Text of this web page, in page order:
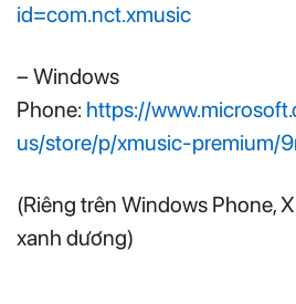
id=com.nct.xmusic
– Windows
Phone: https://
us/store/p/xmusic-premium/
(Riêng trên Windows Phone,
xanh dương)